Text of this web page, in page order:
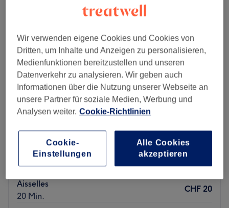
Belle d'esprit
27 Bewertungen
Aisselles
20 Min.
CHF 20
Wir verwenden eigene Cookies und Cookies von
Dritten, um Inhalte und Anzeigen zu personalisieren,
Medienfunktionen bereitzustellen und unseren
Datenverkehr zu analysieren. Wir geben auch
Informationen über die Nutzung unserer Webseite an
unsere Partner für soziale Medien, Werbung und
Analysen weiter. Cookie-Richtlinien
Alle Cookies
akzeptieren
Cookie-
Einstellungen